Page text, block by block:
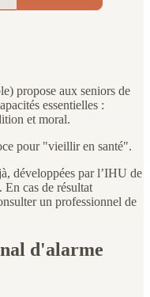
propose aux seniors de
essentielles :
et moral.
pour "vieillir en santé".
développées par l’IHU de
cas de résultat
un professionnel de
d'alarme